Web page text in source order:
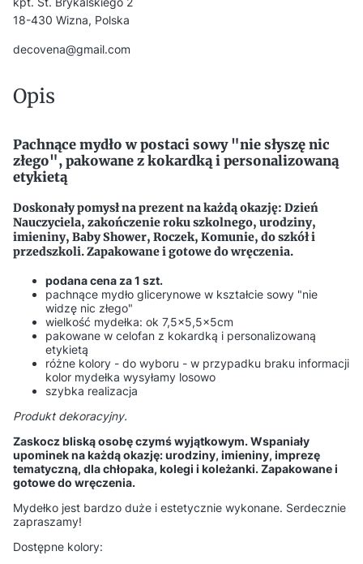
18-430 Wizna, Polska
decovena@gmail.com
Opis
Pachnące mydło w postaci sowy "nie słyszę nic
złego", pakowane z kokardką i personalizowaną
etykietą
Doskonały pomysł na prezent na każdą okazję: Dzień
Nauczyciela, zakończenie roku szkolnego, urodziny,
imieniny, Baby Shower, Roczek, Komunie, do szkół i
przedszkoli. Zapakowane i gotowe do wręczenia.
podana cena za 1 szt.
pachnące mydło glicerynowe w kształcie sowy "nie
widzę nic złego"
wielkość mydełka: ok 7,5x5,5x5cm
pakowane w celofan z kokardką i personalizowaną
etykietą
różne kolory - do wyboru - w przypadku braku informacji
kolor mydełka wysyłamy losowo
szybka realizacja
Produkt dekoracyjny.
Zaskocz bliską osobę czymś wyjątkowym. Wspaniały
upominek na każdą okazję: urodziny, imieniny, imprezę
tematyczną, dla chłopaka, kolegi i koleżanki. Zapakowane i
gotowe do wręczenia.
Mydełko jest bardzo duże i estetycznie wykonane. Serdecznie
zapraszamy!
Dostępne kolory: